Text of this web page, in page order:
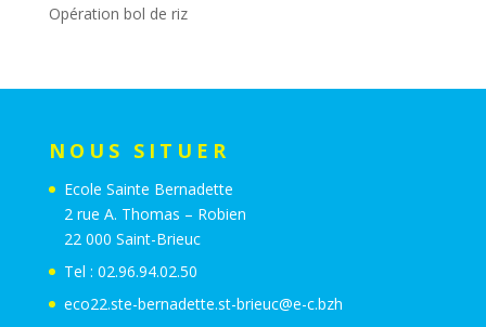
Opération bol de riz
NOUS SITUER
Ecole Sainte Bernadette
2 rue A. Thomas – Robien
22 000 Saint-Brieuc
Tel : 02.96.94.02.50
eco22.ste-bernadette.st-brieuc@e-c.bzh